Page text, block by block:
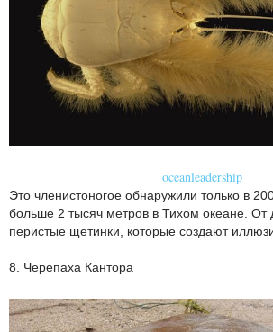
oceanleadership
Это членистоногое обнаружили только в
больше 2 тысяч метров в Тихом океане. От
перистые щетинки, которые создают
8. Черепаха Кантора